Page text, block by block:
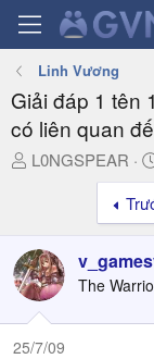
Linh Vương
Giải đáp 1 tên
có liên quan
T
a
d
s
t
a
L0NGSPEAR
The
25/7/09